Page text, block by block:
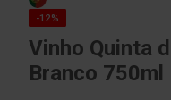
-12%
Vinho Quinta
Branco 750ml